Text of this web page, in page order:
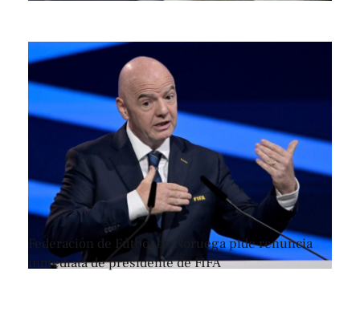
Federación de Fútbol de Noruega pide renuncia
inmediata de presidente de FIFA